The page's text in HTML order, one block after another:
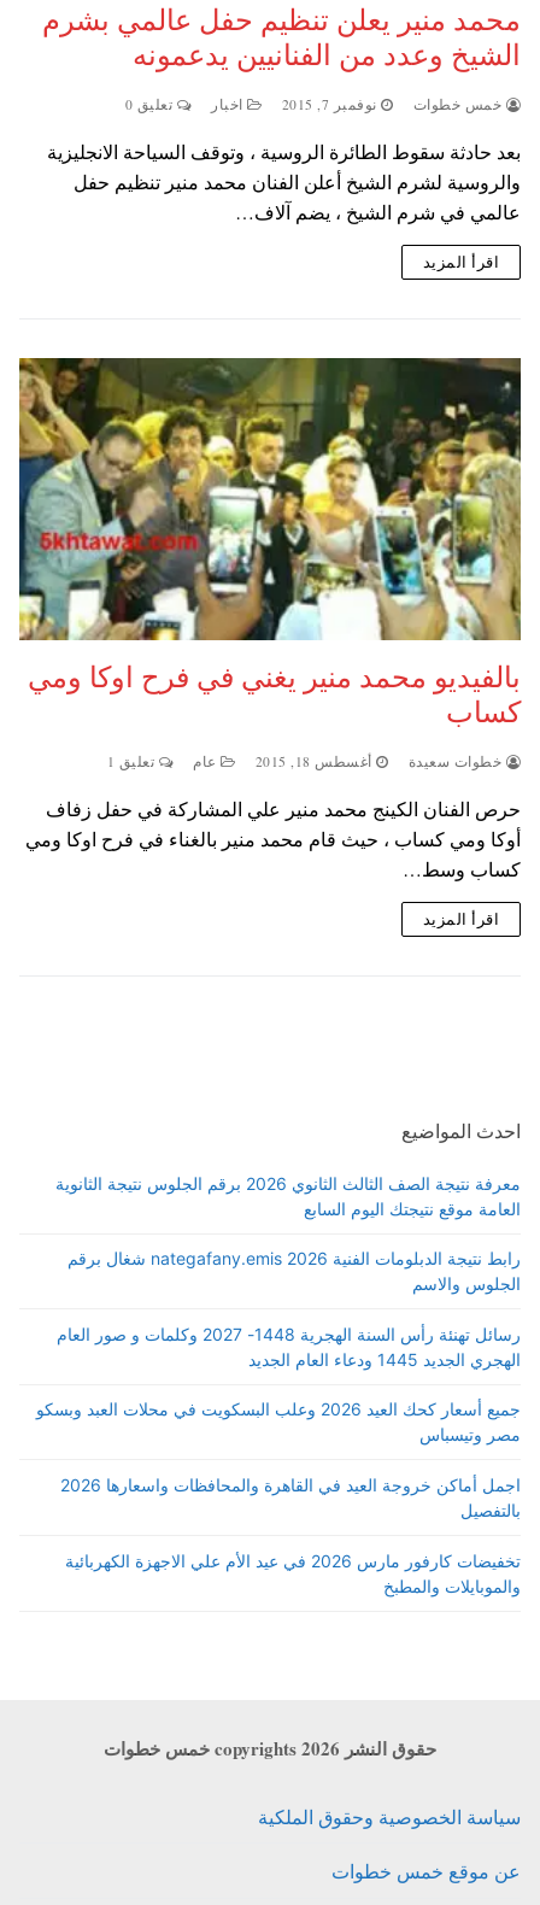
محمد منير يعلن تنظيم حفل عالمي بشرم
الشيخ وعدد من الفنانيين يدعمونه
خمس خطوات نوفمبر 7, 2015 اخبار تعليق 0
بعد حادثة سقوط الطائرة الروسية ، وتوقف السياحة الانجليزية
والروسية لشرم الشيخ أعلن الفنان محمد منير تنظيم حفل
عالمي في شرم الشيخ ، يضم آلاف…
اقرأ المزيد
بالفيديو محمد منير يغني في فرح اوكا ومي
كساب
خطوات سعيدة أغسطس 18, 2015 عام تعليق 1
حرص الفنان الكينج محمد منير علي المشاركة في حفل زفاف
أوكا ومي كساب ، حيث قام محمد منير بالغناء في فرح اوكا ومي
كساب وسط…
اقرأ المزيد
احدث المواضيع
معرفة نتيجة الصف الثالث الثانوي 2026 برقم الجلوس نتيجة الثانوية
العامة موقع نتيجتك اليوم السابع
رابط نتيجة الدبلومات الفنية 2026 nategafany.emis شغال برقم
الجلوس والاسم
رسائل تهنئة رأس السنة الهجرية 1448- 2027 وكلمات و صور العام
الهجري الجديد 1445 ودعاء العام الجديد
جميع أسعار كحك العيد 2026 وعلب البسكويت في محلات العبد وبسكو
مصر وتيسباس
اجمل أماكن خروجة العيد في القاهرة والمحافظات واسعارها 2026
بالتفصيل
تخفيضات كارفور مارس 2026 في عيد الأم علي الاجهزة الكهربائية
والموبايلات والمطبخ
حقوق النشر copyrights 2026 خمس خطوات
سياسة الخصوصية وحقوق الملكية
عن موقع خمس خطوات